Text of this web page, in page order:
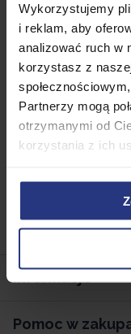
Wykorzystujemy
i reklam, aby
analizować ruch w
korzystasz z
Partnerzy mogą
otrzymanymi od
korzystania z ich
Polska
Pomoc w